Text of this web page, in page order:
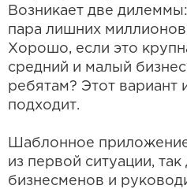
Возникает две
пара лишних
Хорошо, если это
средний и малый
ребятам? Этот вариант
подходит.
Шаблонное
из первой ситуации,
бизнесменов и